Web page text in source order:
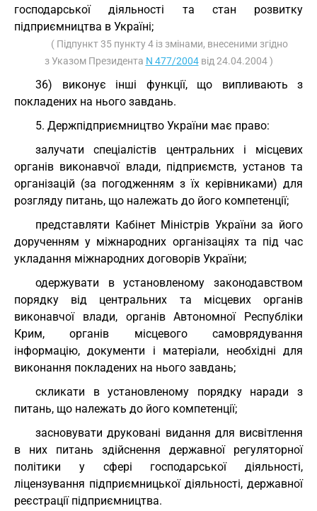
господарської діяльності та стан розвитку
підприємництва в Україні;
( Підпункт 35 пункту 4 із змінами, внесеними згідно
з Указом Президента N 477/2004від 24.04.2004 )
36) виконує інші функції, що випливають з
покладених на нього завдань.
5. Держпідприємництво України має право:
залучати спеціалістів центральних і місцевих
органів виконавчої влади, підприємств, установ та
організацій (за погодженням з їх керівниками) для
розгляду питань, що належать до його компетенції;
представляти Кабінет Міністрів України за його
дорученням у міжнародних організаціях та під час
укладання міжнародних договорів України;
одержувати в установленому законодавством
порядку від центральних та місцевих органів
виконавчої влади, органів Автономної Республіки
Крим, органів місцевого самоврядування
інформацію, документи і матеріали, необхідні для
виконання покладених на нього завдань;
скликати в установленому порядку наради з
питань, що належать до його компетенції;
засновувати друковані видання для висвітлення
в них питань здійснення державної регуляторної
політики у сфері господарської діяльності,
ліцензування підприємницької діяльності, державної
реєстрації підприємництва.